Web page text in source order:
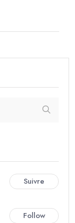
Suivre
Follow